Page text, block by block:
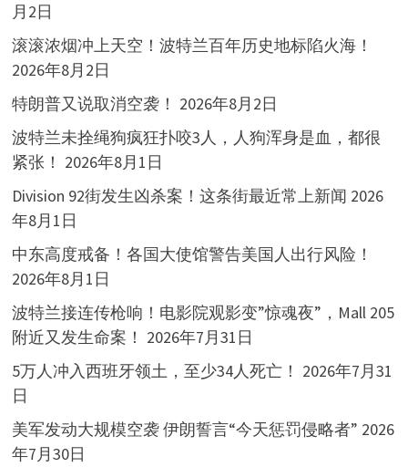
月2日
滚滚浓烟冲上天空！波特兰百年历史地标陷火海！
2026年8月2日
特朗普又说取消空袭！ 2026年8月2日
波特兰未拴绳狗疯狂扑咬3人，人狗浑身是血，都很
紧张！ 2026年8月1日
Division 92街发生凶杀案！这条街最近常上新闻 2026
年8月1日
中东高度戒备！各国大使馆警告美国人出行风险！
2026年8月1日
波特兰接连传枪响！电影院观影变”惊魂夜”，Mall 205
附近又发生命案！ 2026年7月31日
5万人冲入西班牙领土，至少34人死亡！ 2026年7月31
日
美军发动大规模空袭 伊朗誓言“今天惩罚侵略者” 2026
年7月30日